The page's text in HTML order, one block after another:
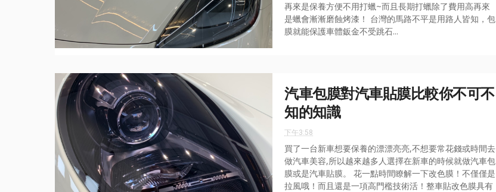
再來是保養方便不用打蠟~而且長期打蠟除了費用高再來
是蠟會漸漸磨蝕烤漆！ 台灣的馬路不平是用路人皆知，包
膜就能保護車體鈑金不受跳石...
汽車包膜對汽車貼膜比較你不可不
知的知識
下午3:58
買了一台新車想要保養的漂漂亮亮,不想要常花錢或時間去
做汽車美容,所以越來越多人選擇在新車的時候就做汽車包
膜或是汽車貼膜。 花一點時間瞭解一下改色膜！不僅僅是
拉風哦！而且還是一項高門檻技術活！整車貼改色膜具有